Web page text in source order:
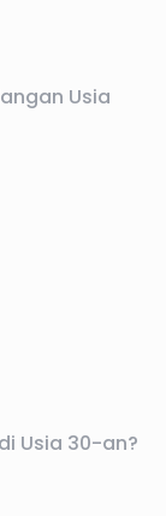
Usia
Usia 30-an?